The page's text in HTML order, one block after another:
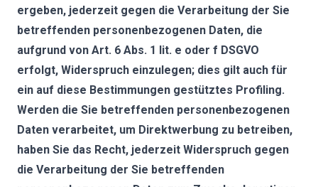
ergeben, jederzeit gegen die Verarbeitung der Sie
betreffenden personenbezogenen Daten, die
aufgrund von Art. 6 Abs. 1 lit. e oder f DSGVO
erfolgt, Widerspruch einzulegen; dies gilt auch für
ein auf diese Bestimmungen gestütztes Profiling.
Werden die Sie betreffenden personenbezogenen
Daten verarbeitet, um Direktwerbung zu betreiben,
haben Sie das Recht, jederzeit Widerspruch gegen
die Verarbeitung der Sie betreffenden